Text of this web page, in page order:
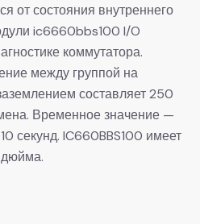
от состояния внутреннего
ic6660bbs100 I/O
коммутатора.
между группой на
составляет 250
Временное значение —
секунд. IC660BBS100 имеет